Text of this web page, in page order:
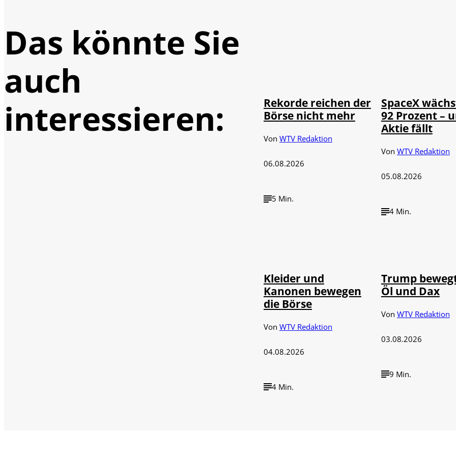
Das könnte Sie
auch
interessieren:
Rekorde reichen der
Börse nicht mehr
Von WTV Redaktion
06.08.2026
5 Min.
SpaceX
92 Prozent –
Aktie fällt
Von WTV Redaktion
05.08.2026
4 Min.
Kleider und
Kanonen bewegen
die Börse
Von WTV Redaktion
04.08.2026
4 Min.
Trump
Öl und Dax
Von WTV Redaktion
03.08.2026
9 Min.